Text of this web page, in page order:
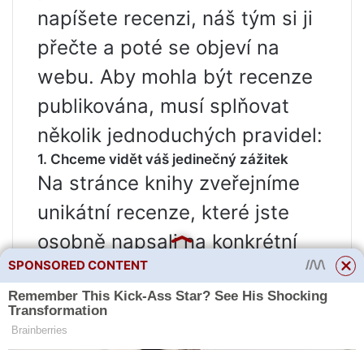
napíšete recenzi, náš tým si ji
přečte a poté se objeví na
webu. Aby mohla být recenze
publikována, musí splňovat
několik jednoduchých pravidel:
1. Chceme vidět váš jedinečný zážitek
Na stránce knihy zveřejníme
unikátní recenze, které jste
osobně napsali na konkrétní
knihu, kterou jste četli. Obecné
dojmy o práci nakladatelství,
autorů, knih, seriálů a také
SPONSORED CONTENT